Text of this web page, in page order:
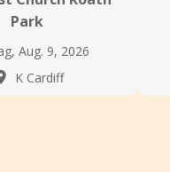
Park
Aug. 9, 2026
K Cardiff